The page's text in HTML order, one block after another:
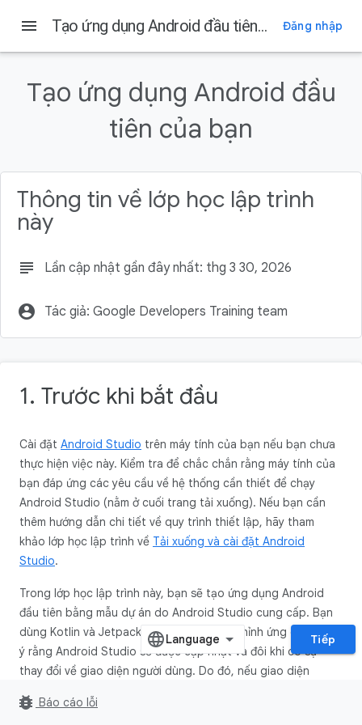
1. Trước khi bắt đầu
Điều kiện tiên quyết
Kiến thức bạn sẽ học được
menu Tạo ứng dụng Android đầu tiên của bạn Đăng nhập
Tạo ứng dụng Android đầu
tiên của bạn
Thông tin về lớp học lập trình
này
subject Lần cập nhật gần đây nhất: thg 3 30, 2026
account_circle Tác giả: Google Developers Training team
1. Trước khi bắt đầu
Cài đặt Android Studio trên máy tính của bạn nếu bạn chưa
thực hiện việc này. Kiểm tra để chắc chắn rằng máy tính của
bạn đáp ứng các yêu cầu về hệ thống cần thiết để chạy
Android Studio (nằm ở cuối trang tải xuống). Nếu bạn cần
thêm hướng dẫn chi tiết về quy trình thiết lập, hãy tham
khảo lớp học lập trình về Tải xuống và cài đặt Android
Studio.
Trong lớp học lập trình này, bạn sẽ tạo ứng dụng Android
đầu tiên bằng mẫu dự án do Android Studio cung cấp. Bạn
dùng Kotlin và Jetpack Compose để tuỳ chỉnh ứng dụng. Lưu
ý rằng Android Studio sẽ được cập nhật và đôi khi có sự
thay đổi về giao diện người dùng. Do đó, nếu giao diện
trong lớp học lập trình này thì cũng là điều bình thường.
Tiếp
bug_report Báo cáo lỗi